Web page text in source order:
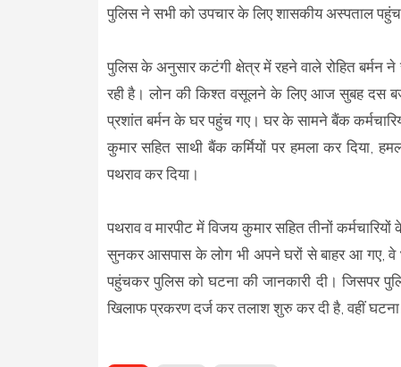
पुलिस ने सभी को उपचार के लिए शासकीय अस्पताल
पुलिस के अनुसार कटंगी क्षेत्र में रहने वाले रोहित बर्मन
रही है। लोन की किश्त वसूलने के लिए आज सुबह दस
प्रशांत बर्मन के घर पहुंच गए। घर के सामने बैंक
कुमार सहित साथी बैंक कर्मियों पर हमला कर दिया,
पथराव कर दिया।
पथराव व मारपीट में विजय कुमार सहित तीनों
सुनकर आसपास के लोग भी अपने घरों से बाहर आ गए, वे
पहुंचकर पुलिस को घटना की जानकारी दी। जिसपर
खिलाफ प्रकरण दर्ज कर तलाश शुरु कर दी है, वहीं घटना